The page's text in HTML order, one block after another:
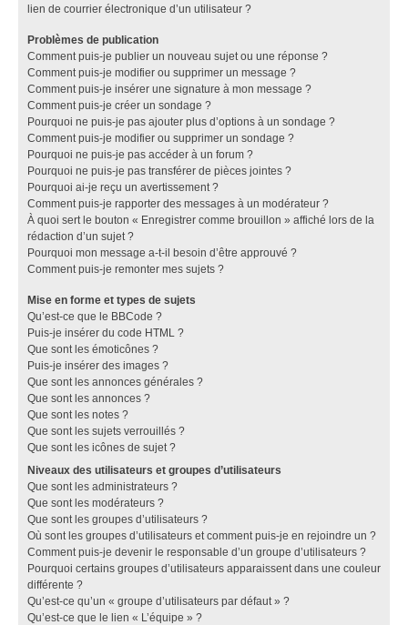
lien de courrier électronique d’un utilisateur ?
Problèmes de publication
Comment puis-je publier un nouveau sujet ou une réponse ?
Comment puis-je modifier ou supprimer un message ?
Comment puis-je insérer une signature à mon message ?
Comment puis-je créer un sondage ?
Pourquoi ne puis-je pas ajouter plus d’options à un sondage ?
Comment puis-je modifier ou supprimer un sondage ?
Pourquoi ne puis-je pas accéder à un forum ?
Pourquoi ne puis-je pas transférer de pièces jointes ?
Pourquoi ai-je reçu un avertissement ?
Comment puis-je rapporter des messages à un modérateur ?
À quoi sert le bouton « Enregistrer comme brouillon » affiché lors de la
rédaction d’un sujet ?
Pourquoi mon message a-t-il besoin d’être approuvé ?
Comment puis-je remonter mes sujets ?
Mise en forme et types de sujets
Qu’est-ce que le BBCode ?
Puis-je insérer du code HTML ?
Que sont les émoticônes ?
Puis-je insérer des images ?
Que sont les annonces générales ?
Que sont les annonces ?
Que sont les notes ?
Que sont les sujets verrouillés ?
Que sont les icônes de sujet ?
Niveaux des utilisateurs et groupes d’utilisateurs
Que sont les administrateurs ?
Que sont les modérateurs ?
Que sont les groupes d’utilisateurs ?
Où sont les groupes d’utilisateurs et comment puis-je en rejoindre un ?
Comment puis-je devenir le responsable d’un groupe d’utilisateurs ?
Pourquoi certains groupes d’utilisateurs apparaissent dans une couleur
différente ?
Qu’est-ce qu’un « groupe d’utilisateurs par défaut » ?
Qu’est-ce que le lien « L’équipe » ?